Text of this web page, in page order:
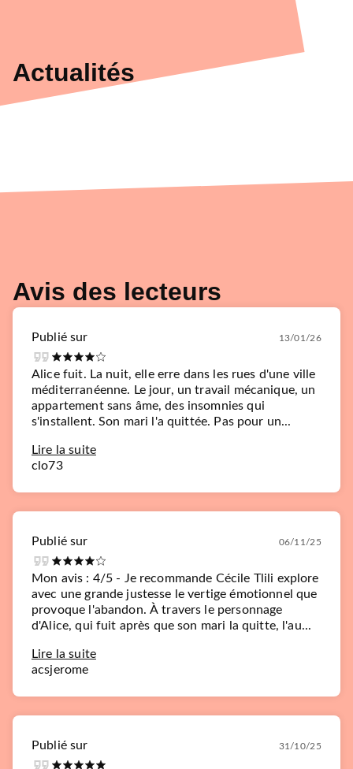
Actualités
Avis des lecteurs
Publié sur 13/01/26
Alice fuit. La nuit, elle erre dans les rues d'une ville
méditerranéenne. Le jour, un travail mécanique, un
appartement sans âme, des insomnies qui
s'installent. Son mari l'a quittée. Pas pour un...
Lire la suite
clo73
Publié sur 06/11/25
Mon avis : 4/5 - Je recommande Cécile Tlili explore
avec une grande justesse le vertige émotionnel que
provoque l'abandon. À travers le personnage
d'Alice, qui fuit après que son mari la quitte, l'au...
Lire la suite
acsjerome
Publié sur 31/10/25